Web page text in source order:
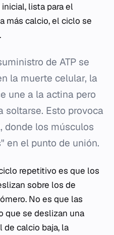
lista para el
más calcio, el ciclo se
de ATP se
la muerte celular, la
une a la actina pero
soltarse. Esto provoca
donde los músculos
en el punto de unión.
repetitivo es que los
sobre los de
No es que las
que se deslizan una
de calcio baja, la